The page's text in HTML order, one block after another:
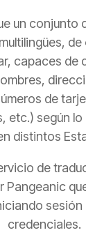
un conjunto
capaces de
de
etc.) según
distintos
de
Pangeanic
sesión
credenciales.